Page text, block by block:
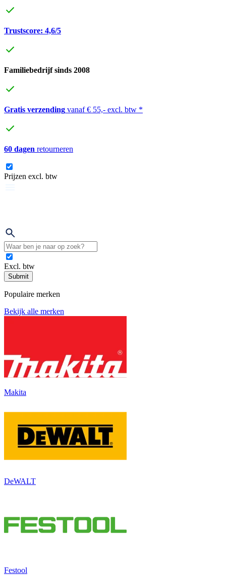
Trustscore: 4,6/5
Familiebedrijf sinds 2008
Gratis verzending vanaf € 55,- excl. btw *
60 dagen retourneren
Prijzen excl. btw
Excl. btw
Submit
Populaire merken
Bekijk alle merken
Makita
DeWALT
Festool